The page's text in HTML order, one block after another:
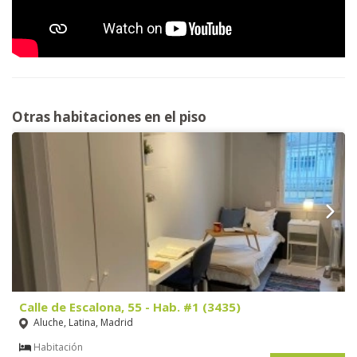
Otras habitaciones en el piso
Calle de Escalona, 55 - Hab. #1 (3435)
Aluche, Latina, Madrid
Habitación